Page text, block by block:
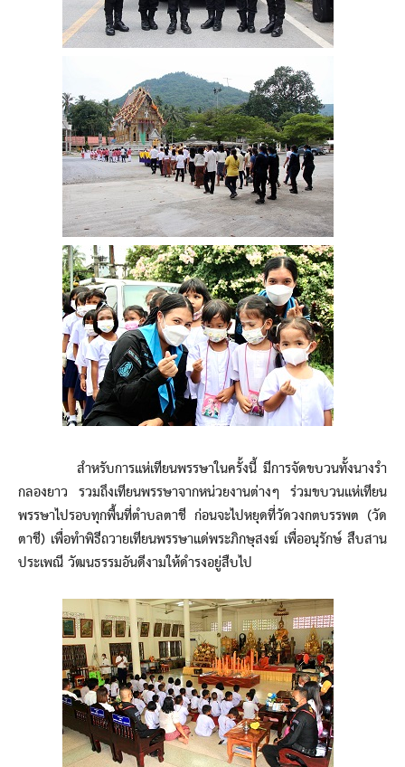
สำหรับการแห่เทียนพรรษาในครั้งนี้ มีการจัดขบวนทั้งนางรำ
กลองยาว รวมถึงเทียนพรรษาจากหน่วยงานต่างๆ ร่วมขบวนแห่เทียน
พรรษาไปรอบทุกพื้นที่ตำบลตาชี ก่อนจะไปหยุดที่วัดวงกตบรรพต (วัด
ตาชี) เพื่อทำพิธีถวายเทียนพรรษาแด่พระภิกษุสงฆ์ เพื่ออนุรักษ์ สืบสาน
ประเพณี วัฒนธรรมอันดีงามให้ดำรงอยู่สืบไป